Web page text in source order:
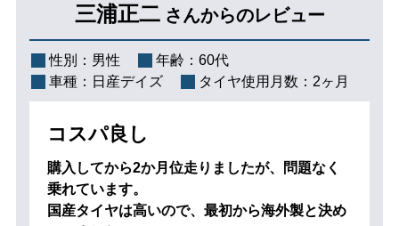
三浦正二 さんからのレビュー
性別： 男性 年齢： 60代
車種： 日産デイズ タイヤ使用月数： 2ヶ月
コスパ良し
購入してから2か月位走りましたが、問題なく
乗れています。
国産タイヤは高いので、最初から海外製と決め